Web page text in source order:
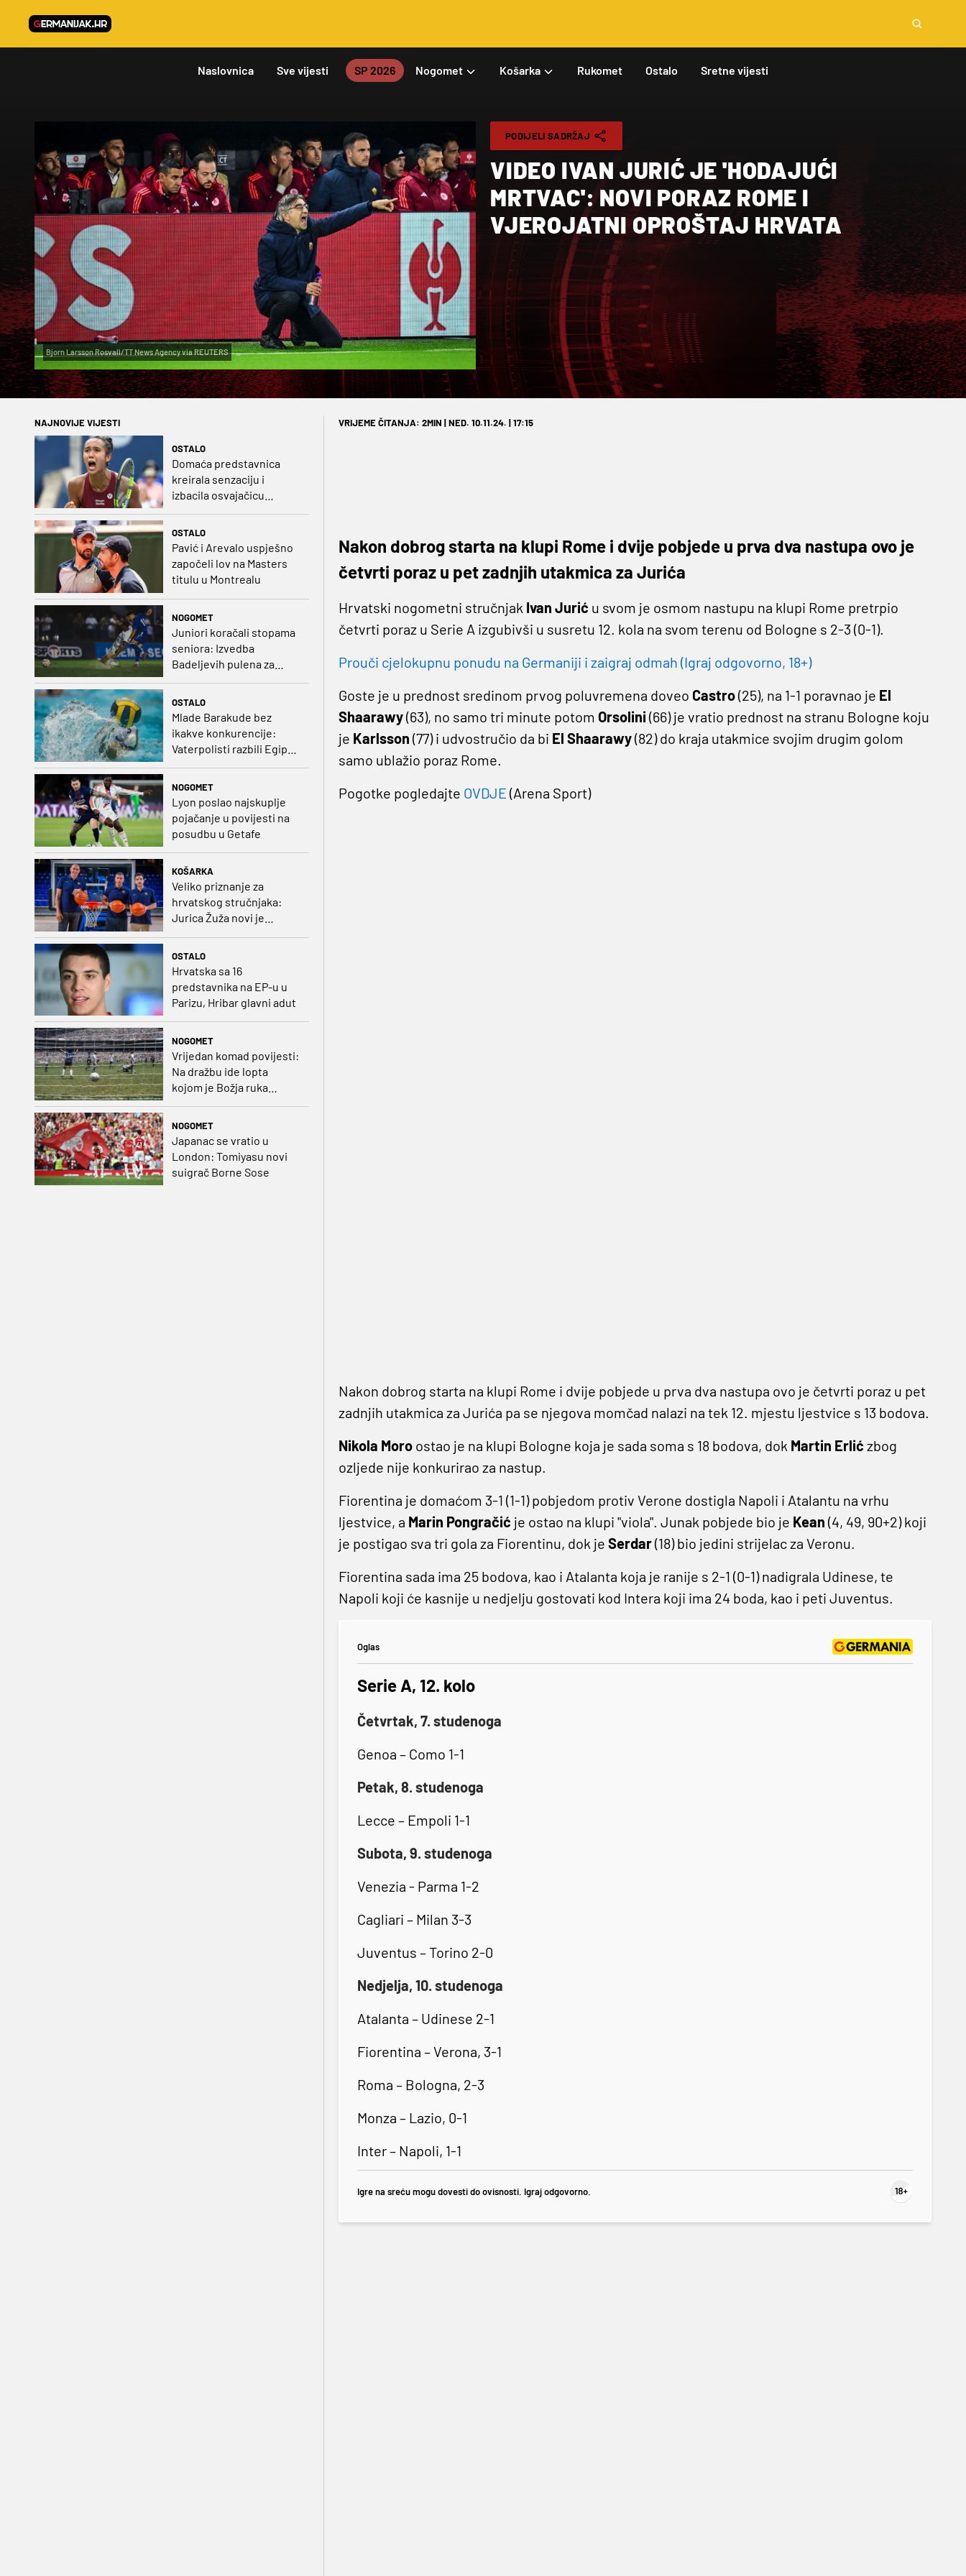
Naslovnica Sve vijesti SP 2026 Nogomet Košarka Rukomet Ostalo Sretne vijesti
Bjorn Larsson Rosvall/TT News Agency via REUTERS
PODIJELI SADRŽAJ
VIDEO IVAN JURIĆ JE 'HODAJUĆI
MRTVAC': NOVI PORAZ ROME I
VJEROJATNI OPROŠTAJ HRVATA
NAJNOVIJE VIJESTI
OSTALO
Domaća predstavnica
kreirala senzaciju i
izbacila osvajačicu
OSTALO
Pavić i Arevalo uspješno
započeli lov na Masters
titulu u Montrealu
NOGOMET
Juniori koračali stopama
seniora: Izvedba
Badeljevih pulena za
čistu peticu protiv
OSTALO
Mlade Barakude bez
ikakve konkurencije:
Vaterpolisti razbili Egipat
za polufinale SP-a!
NOGOMET
Lyon poslao najskuplje
pojačanje u povijesti na
posudbu u Getafe
KOŠARKA
Veliko priznanje za
hrvatskog stručnjaka:
Jurica Žuža novi je
OSTALO
Hrvatska sa 16
predstavnika na EP-u u
Parizu, Hribar glavni adut
NOGOMET
Vrijedan komad povijesti:
Na dražbu ide lopta
kojom je Božja ruka
NOGOMET
Japanac se vratio u
London: Tomiyasu novi
suigrač Borne Sose
VRIJEME ČITANJA: 2MIN | NED. 10.11.24. | 17:15
Nakon dobrog starta na klupi Rome i dvije pobjede u prva dva nastupa ovo je
četvrti poraz u pet zadnjih utakmica za Jurića
Hrvatski nogometni stručnjak Ivan Jurić u svom je osmom nastupu na klupi Rome pretrpio
četvrti poraz u Serie A izgubivši u susretu 12. kola na svom terenu od Bologne s 2-3 (0-1).
Prouči cjelokupnu ponudu na Germaniji i zaigraj odmah (Igraj odgovorno, 18+)
Goste je u prednost sredinom prvog poluvremena doveo Castro(25), na 1-1 poravnao je El
Shaarawy(63), no samo tri minute potom Orsolini (66) je vratio prednost na stranu Bologne koju
je Karlsson (77) i udvostručio da bi El Shaarawy(82) do kraja utakmice svojim drugim golom
samo ublažio poraz Rome.
Pogotke pogledajte OVDJE (Arena Sport)
Nakon dobrog starta na klupi Rome i dvije pobjede u prva dva nastupa ovo je četvrti poraz u pet
zadnjih utakmica za Jurića pa se njegova momčad nalazi na tek 12. mjestu ljestvice s 13 bodova.
Nikola Moro ostao je na klupi Bologne koja je sada soma s 18 bodova, dok Martin Erlić zbog
ozljede nije konkurirao za nastup.
Fiorentina je domaćom 3-1 (1-1) pobjedom protiv Verone dostigla Napoli i Atalantu na vrhu
ljestvice, a Marin Pongračić je ostao na klupi "viola". Junak pobjede bio je Kean (4, 49, 90+2) koji
je postigao sva tri gola za Fiorentinu, dok je Serdar(18) bio jedini strijelac za Veronu.
Fiorentina sada ima 25 bodova, kao i Atalanta koja je ranije s 2-1 (0-1) nadigrala Udinese, te
Napoli koji će kasnije u nedjelju gostovati kod Intera koji ima 24 boda, kao i peti Juventus.
Oglas
Serie A, 12. kolo
Četvrtak, 7. studenoga
Genoa – Como 1-1
Petak, 8. studenoga
Lecce – Empoli 1-1
Subota, 9. studenoga
Venezia - Parma 1-2
Cagliari – Milan 3-3
Juventus – Torino 2-0
Nedjelja, 10. studenoga
Atalanta – Udinese 2-1
Fiorentina – Verona, 3-1
Roma – Bologna, 2-3
Monza – Lazio, 0-1
Inter – Napoli, 1-1
Igre na sreću mogu dovesti do ovisnosti. Igraj odgovorno.